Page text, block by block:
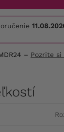
– Pozrite si